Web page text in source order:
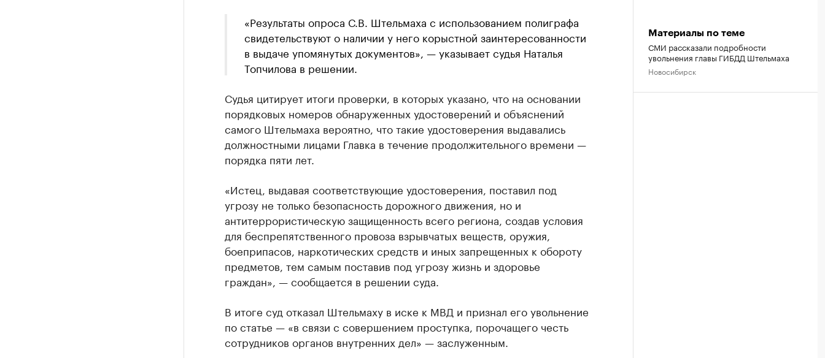
«Результаты опроса С.В. Штельмаха с использованием полиграфа
свидетельствуют о наличии у него корыстной заинтересованности
в выдаче упомянутых документов», — указывает судья Наталья
Топчилова в решении.
Судья цитирует итоги проверки, в которых указано, что на основании
порядковых номеров обнаруженных удостоверений и объяснений
самого Штельмаха вероятно, что такие удостоверения выдавались
должностными лицами Главка в течение продолжительного времени —
порядка пяти лет.
«Истец, выдавая соответствующие удостоверения, поставил под
угрозу не только безопасность дорожного движения, но и
антитеррористическую защищенность всего региона, создав условия
для беспрепятственного провоза взрывчатых веществ, оружия,
боеприпасов, наркотических средств и иных запрещенных к обороту
предметов, тем самым поставив под угрозу жизнь и здоровье
граждан», — сообщается в решении суда.
В итоге суд отказал Штельмаху в иске к МВД и признал его увольнение
по статье — «в связи с совершением проступка, порочащего честь
сотрудников органов внутренних дел» — заслуженным.
Материалы по теме
СМИ рассказали подробности
увольнения главы ГИБДД Штельмаха
Новосибирск